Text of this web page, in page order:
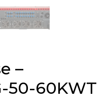
–
50-60KWT